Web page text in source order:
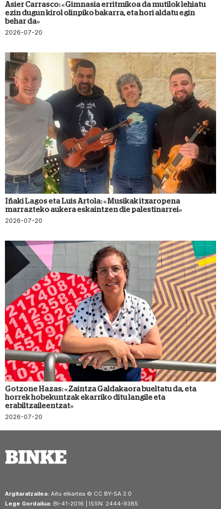
Asier Carrasco: «Gimnasia erritmikoa da mutilok lehiatu
ezin dugun kirol olinpiko bakarra, eta hori aldatu egin
behar da»
2026-07-20
Iñaki Lagos eta Luis Artola: «Musikak itxaropena
marrazteko aukera eskaintzen die palestinarrei»
2026-07-20
Gotzone Hazas: «Zaintza Galdakaora bueltatu da, eta
horrek hobekuntzak ekarriko ditu langile eta
erabiltzaileentzat»
2026-07-20
Argitaratzailea: Aitu elkartea © CC BY-SA 3.0
Lege Gordailua: BI-41-2016 | ISSN: 2444-9385